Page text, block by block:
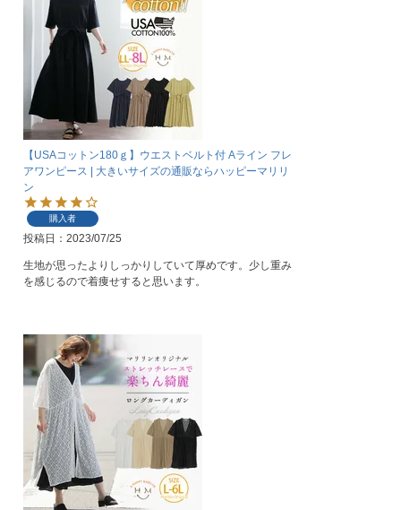
【USAコットン180ｇ】ウエストベルト付 Aライン フレ
アワンピース | 大きいサイズの通販ならハッピーマリリ
ン
購入者
投稿日 2023/07/25
生地が思ったよりしっかりしていて厚めです。少し重み
を感じるので着痩せすると思います。